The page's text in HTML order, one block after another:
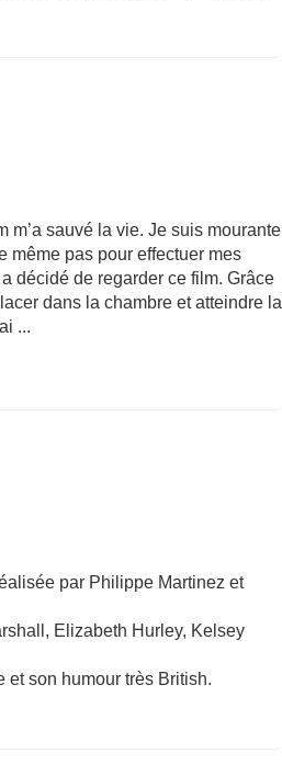
m’a sauvé la vie. Je suis mourante
même pas pour effectuer mes
décidé de regarder ce film. Grâce
dans la chambre et atteindre la
...
par Philippe Martinez et
Elizabeth Hurley, Kelsey
et son humour très British.